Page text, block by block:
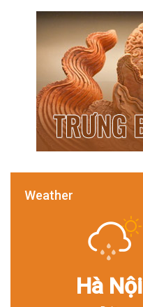
Weather
Hà Nội